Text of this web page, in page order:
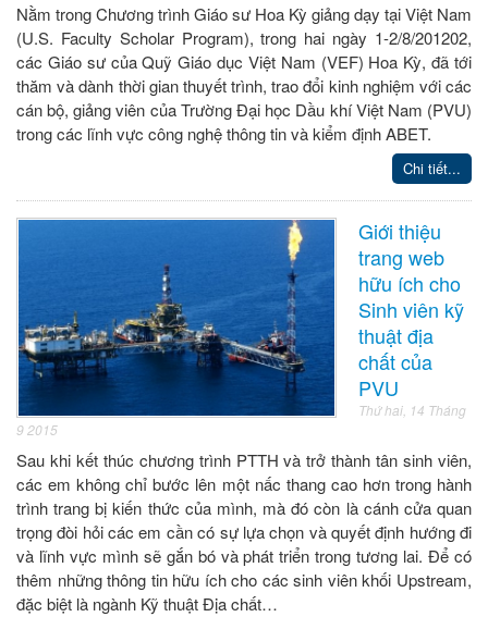
Nằm trong Chương trình Giáo sư Hoa Kỳ giảng dạy tại Việt Nam
(U.S. Faculty Scholar Program), trong hai ngày 1-2/8/201202,
các Giáo sư của Quỹ Giáo dục Việt Nam (VEF) Hoa Kỳ, đã tới
thăm và dành thời gian thuyết trình, trao đổi kinh nghiệm với các
cán bộ, giảng viên của Trường Đại học Dầu khí Việt Nam (PVU)
trong các lĩnh vực công nghệ thông tin và kiểm định ABET.
Chi tiết...
Giới thiệu
trang web
hữu ích cho
Sinh viên kỹ
thuật địa
chất của
PVU
Thứ hai, 14 Tháng
9 2015
Sau khi kết thúc chương trình PTTH và trở thành tân sinh viên,
các em không chỉ bước lên một nấc thang cao hơn trong hành
trình trang bị kiến thức của mình, mà đó còn là cánh cửa quan
trọng đòi hỏi các em cần có sự lựa chọn và quyết định hướng đi
và lĩnh vực mình sẽ gắn bó và phát triển trong tương lai. Để có
thêm những thông tin hữu ích cho các sinh viên khối Upstream,
đặc biệt là ngành Kỹ thuật Địa chất…